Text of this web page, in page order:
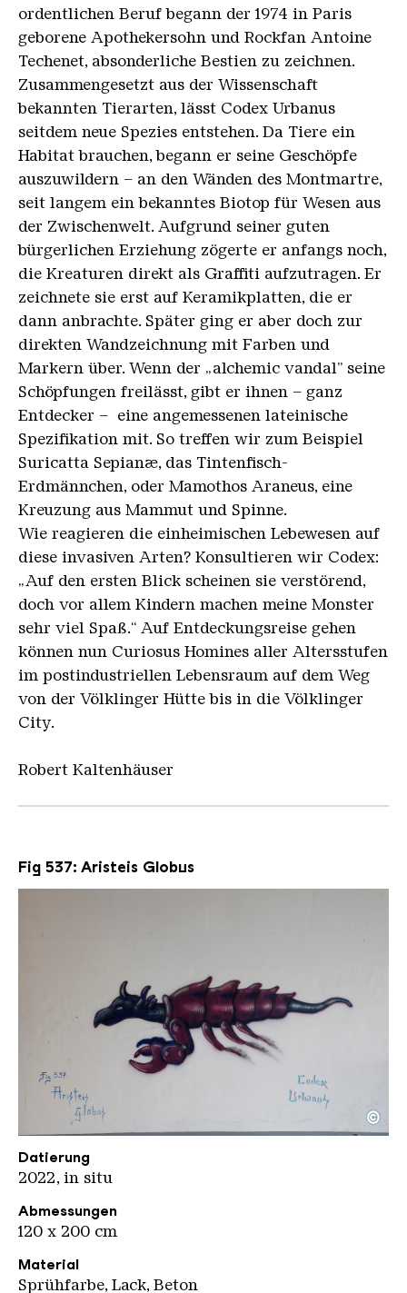
ordentlichen Beruf begann der 1974 in Paris
geborene Apothekersohn und Rockfan Antoine
Techenet, absonderliche Bestien zu zeichnen.
Zusammengesetzt aus der Wissenschaft
bekannten Tierarten, lässt Codex Urbanus
seitdem neue Spezies entstehen. Da Tiere ein
Habitat brauchen, begann er seine Geschöpfe
auszuwildern – an den Wänden des Montmartre,
seit langem ein bekanntes Biotop für Wesen aus
der Zwischenwelt. Aufgrund seiner guten
bürgerlichen Erziehung zögerte er anfangs noch,
die Kreaturen direkt als Graffiti aufzutragen. Er
zeichnete sie erst auf Keramikplatten, die er
dann anbrachte. Später ging er aber doch zur
direkten Wandzeichnung mit Farben und
Markern über. Wenn der „alchemic vandal” seine
Schöpfungen freilässt, gibt er ihnen – ganz
Entdecker – eine angemessenen lateinische
Spezifikation mit. So treffen wir zum Beispiel
Suricatta Sepianæ, das Tintenfisch-
Erdmännchen, oder Mamothos Araneus, eine
Kreuzung aus Mammut und Spinne.
Wie reagieren die einheimischen Lebewesen auf
diese invasiven Arten? Konsultieren wir Codex:
„Auf den ersten Blick scheinen sie verstörend,
doch vor allem Kindern machen meine Monster
sehr viel Spaß.“ Auf Entdeckungsreise gehen
können nun Curiosus Homines aller Altersstufen
im postindustriellen Lebensraum auf dem Weg
von der Völklinger Hütte bis in die Völklinger
City.
Robert Kaltenhäuser
Fig 537: Aristeis Globus
Codex Urbanus Globus Unterf
Copyright: Weltkulturerbe Völklinger Hütte / Karl
©
Datierung
2022, in situ
Abmessungen
120 x 200 cm
Material
Sprühfarbe, Lack, Beton